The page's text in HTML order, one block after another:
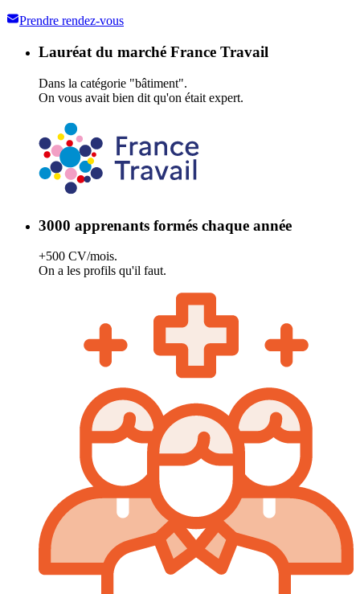
Prendre rendez-vous
Lauréat du marché France Travail
Dans la catégorie "bâtiment".
On vous avait bien dit qu'on était expert.
3000 apprenants formés chaque année
+500 CV/mois.
On a les profils qu'il faut.